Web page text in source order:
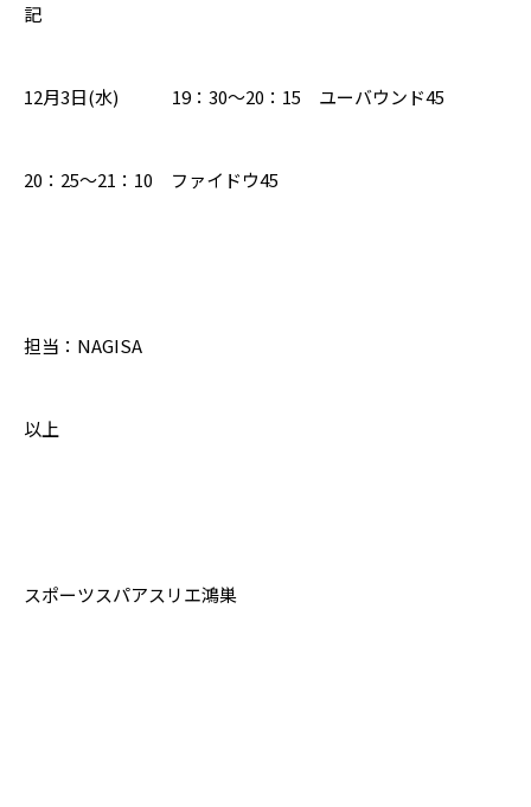
記
12月3日(水) 19：30～20：15 ユーバウンド45
20：25～21：10 ファイドウ45
担当：NAGISA
以上
スポーツスパアスリエ鴻巣